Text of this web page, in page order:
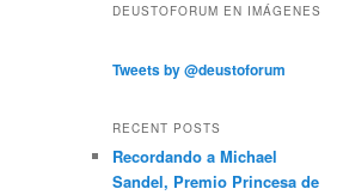
DEUSTOFORUM EN IMÁGENES
Tweets by @deustoforum
RECENT POSTS
Recordando a Michael
Sandel, Premio Princesa de